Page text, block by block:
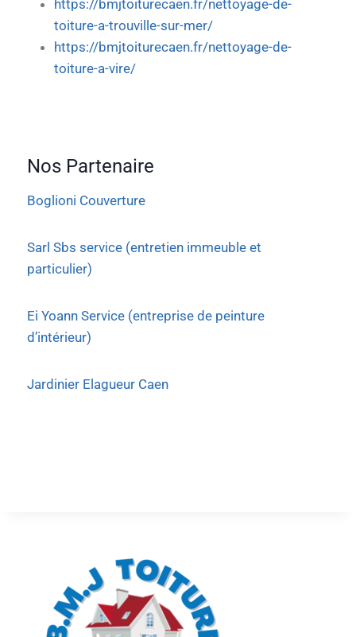
https://bmjtoiturecaen.fr/nettoyage-de-
toiture-a-trouville-sur-mer/
https://bmjtoiturecaen.fr/nettoyage-de-
toiture-a-vire/
Nos Partenaire
Boglioni Couverture
Sarl Sbs service (entretien immeuble et
particulier)
Ei Yoann Service (entreprise de peinture
d’intérieur)
Jardinier Elagueur Caen